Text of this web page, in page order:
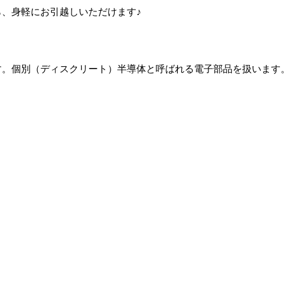
身軽にお引越しいただけます♪
個別（ディスクリート）半導体と呼ばれる電子部品を扱います。